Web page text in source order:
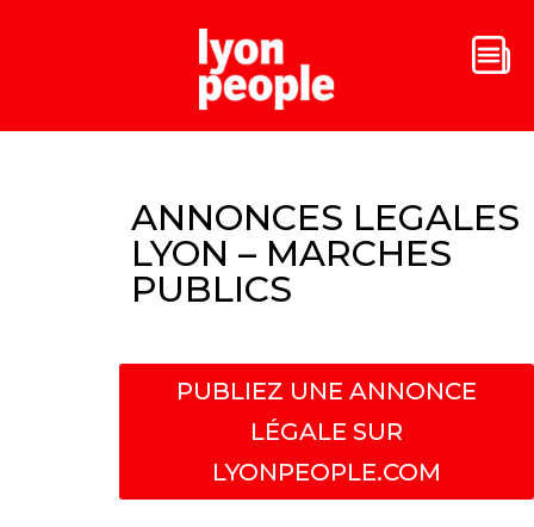
ANNONCES LEGALES
LYON – MARCHES
PUBLICS
PUBLIEZ UNE ANNONCE
LÉGALE SUR
LYONPEOPLE.COM